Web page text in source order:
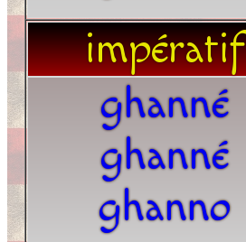
impératif
ghanné
ghanné
ghanno